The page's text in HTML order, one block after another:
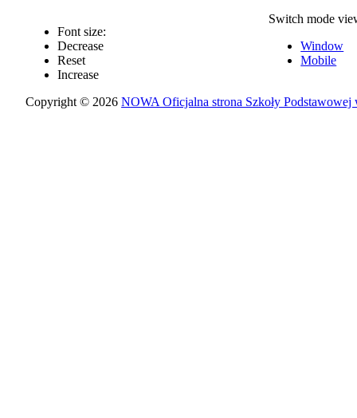
Font size:
Decrease
Reset
Increase
Switch mode
Window
Mobile
Copyright © 2026NOWA Oficjalna strona Szkoły